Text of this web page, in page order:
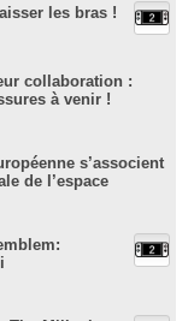
les bras !
collaboration :
à venir !
s’associent
de l’espace